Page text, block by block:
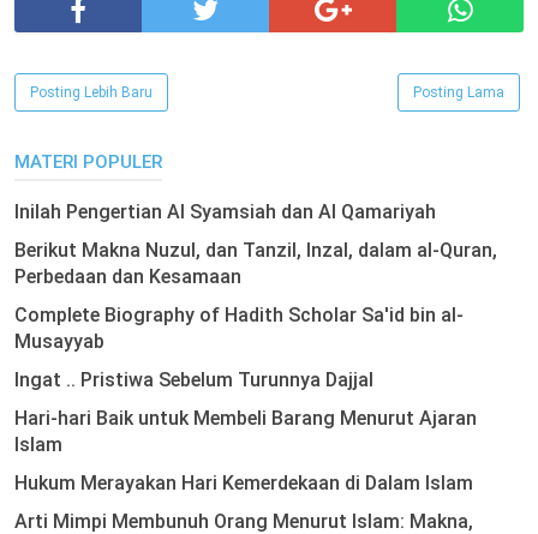
Posting Lebih Baru Posting Lama
MATERI POPULER
Inilah Pengertian Al Syamsiah dan Al Qamariyah
Berikut Makna Nuzul, dan Tanzil, Inzal, dalam al-Quran,
Perbedaan dan Kesamaan
Complete Biography of Hadith Scholar Sa'id bin al-
Musayyab
Ingat .. Pristiwa Sebelum Turunnya Dajjal
Hari-hari Baik untuk Membeli Barang Menurut Ajaran
Islam
Hukum Merayakan Hari Kemerdekaan di Dalam Islam
Arti Mimpi Membunuh Orang Menurut Islam: Makna,